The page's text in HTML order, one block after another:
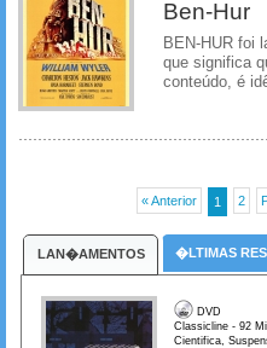
Ben-Hur
BEN-HUR foi
que significa
conteúdo, é
« Anterior 1 2
LAN�AMENTOS �LTIMAS
DVD
Classicline - 92
Cientifica,